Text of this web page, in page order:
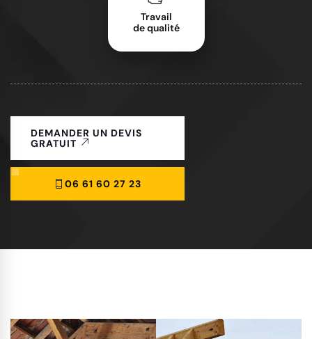
Travail
de qualité
DEMANDER UN DEVIS
GRATUIT
06 61 60 27 23